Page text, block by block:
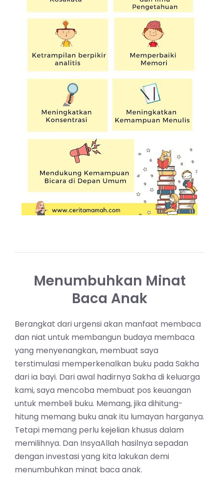
Menumbuhkan Minat
Baca Anak
Berangkat dari urgensi akan manfaat membaca
dan niat untuk membangun budaya membaca
yang menyenangkan, membuat saya
terstimulasi memperkenalkan buku pada Sakha
dari ia bayi. Dari awal hadirnya Sakha di keluarga
kami, saya mencoba membuat pos keuangan
untuk membeli buku. Memang, jika dihitung-
hitung memang buku anak itu lumayan harganya.
Tetapi memang perlu kejelian khusus dalam
memilihnya. Dan InsyaAllah hasilnya sepadan
dengan investasi yang kita lakukan demi
menumbuhkan minat baca anak.